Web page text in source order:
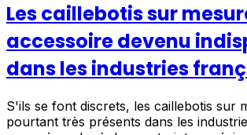
Les caillebotis sur
accessoire devenu
dans les industries
S'ils se font discrets, les caillebotis sur
pourtant très présents dans les